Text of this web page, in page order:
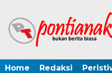
Home Redaksi